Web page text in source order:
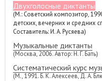
Двухголосные диктанты
(М.: Советский композитор,
детских, вечерних и средних
Составитель: И. А. Русяева)
Музыкальные диктанты
(Москва, 2006. Автор: Н. Г. Бать)
Систематический курс
(М., 1991. Б. К. Алексеев, Д. А.